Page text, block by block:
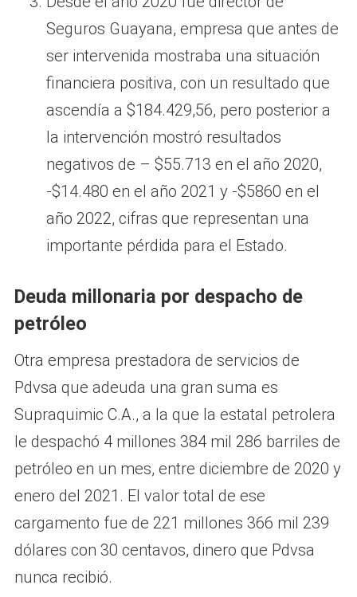
Seguros Guayana, empresa que antes de
ser intervenida mostraba una situación
financiera positiva, con un resultado que
ascendía a $184.429,56, pero posterior a
la intervención mostró resultados
negativos de – $55.713 en el año 2020,
-$14.480 en el año 2021 y -$5860 en el
año 2022, cifras que representan una
importante pérdida para el Estado.
Deuda millonaria por despacho de
petróleo
Otra empresa prestadora de servicios de
Pdvsa que adeuda una gran suma es
Supraquimic C.A., a la que la estatal petrolera
le despachó 4 millones 384 mil 286 barriles de
petróleo en un mes, entre diciembre de 2020 y
enero del 2021. El valor total de ese
cargamento fue de 221 millones 366 mil 239
dólares con 30 centavos, dinero que Pdvsa
nunca recibió.